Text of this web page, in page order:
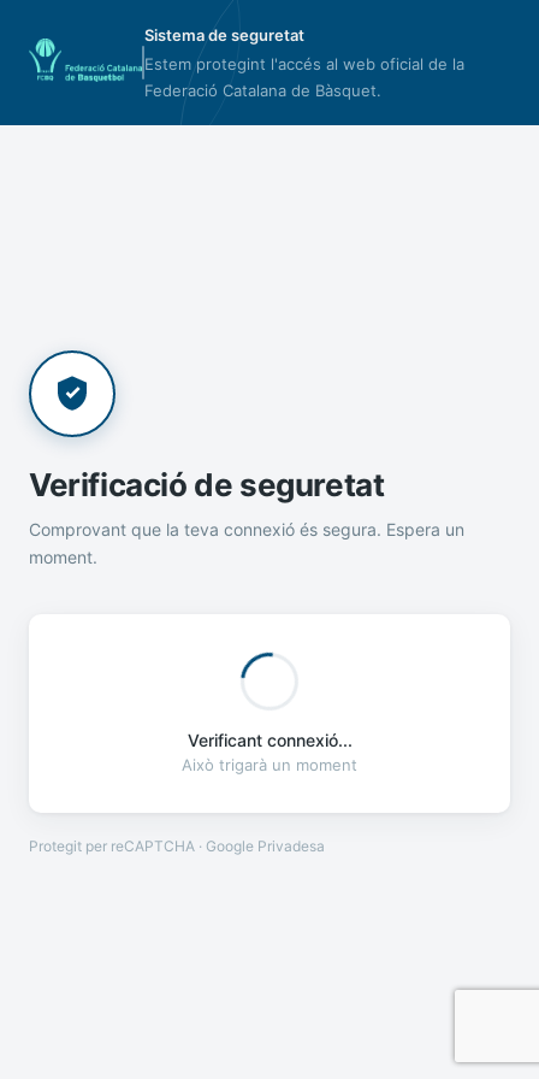
Sistema de seguretat
Estem protegint l'accés al web oficial de la
Federació Catalana de Bàsquet.
Verificació de seguretat
Comprovant que la teva connexió és segura. Espera un
moment.
Verificant connexió...
Això trigarà un moment
Protegit per reCAPTCHA · Google Privadesa